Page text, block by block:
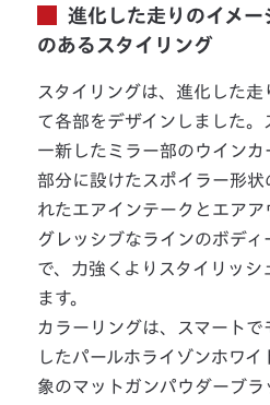
進化した走りのイメ
のあるスタイリング
スタイリングは、進化した
て各部をデザインしました。
一新したミラー部のウイン
部分に設けたスポイラー形
れたエアインテークとエア
グレッシブなラインのボディ
で、力強くよりスタイリッシ
ます。
カラーリングは、スマート
したパールホライゾンホワ
象のマットガンパウダーブ